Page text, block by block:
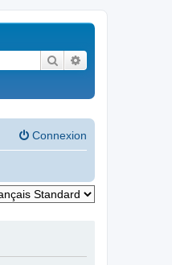
Rechercher
Connexion